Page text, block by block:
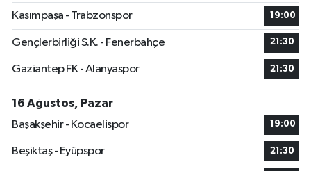
Kasımpaşa - Trabzonspor 19:00
Gençlerbirliği S.K. - Fenerbahçe 21:30
Gaziantep FK - Alanyaspor 21:30
16 Ağustos, Pazar
Başakşehir - Kocaelispor
19:00
Beşiktaş - Eyüpspor 21:30